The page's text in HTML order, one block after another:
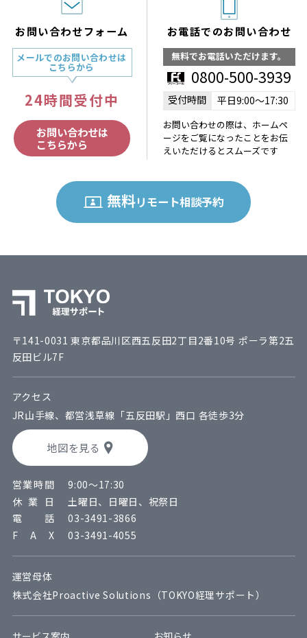
お問い合わせフォーム
メールでのお問い合わせは
こちらから
24時間受付中
お問い合わせは
こちらから
お電話でのお問い合わせ
無料でお電話いただけます。
0800-500-3939
受付時間 平日9:00〜17:30
お問い合わせの際は、ホームペ
ージをご覧になったことをお伝
えいただけるとスムーズです
無料リモート相談予約
〒141-0031 東京都品川区西五反田2丁目2番10号 ポーラ第2五
反田ビル7F
アクセス
JR山手線、都営浅草線 「五反田駅」西口 各徒歩3分
地図を見る
営業時間
9:00～17:30
休業日
土曜日、日曜日、祝祭日
電話
03-3491-3866
F A X
03-3491-4055
運営母体
株式会社Proactive Solutions（TOKYO経理サポート）